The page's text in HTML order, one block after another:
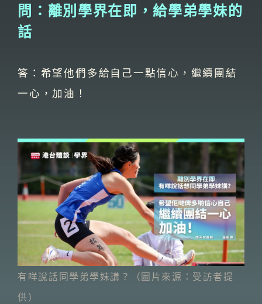
問：離別學界在即，給學弟學妹的
話
答：希望他們多給自己一點信心，繼續團結
一心，加油！
有咩說話同學弟學妹講？（圖片來源：受訪者提
供）